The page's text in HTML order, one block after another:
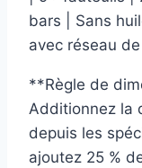
bars | Sans
avec réseau
**Règle de
Additionnez la
depuis les
ajoutez 25 %